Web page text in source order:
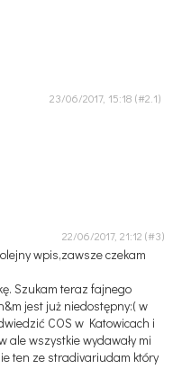
23/06/2017, 15:18
22/06/2017, 21:12
wpis,zawsze czekam
Szukam teraz fajnego
jest już niedostępny:( w
COS w Katowicach i
ale wszystkie wydawały mi
ten ze stradivariudam który